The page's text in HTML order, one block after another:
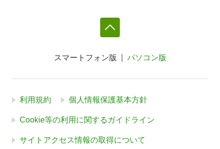
スマートフォン版 パソコン版
利用規約 個人情報保護基本方針
Cookie等の利用に関するガイドライン
サイトアクセス情報の取得について